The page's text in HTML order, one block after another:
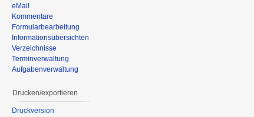
eMail
Kommentare
Formularbearbeitung
Informationsübersichten
Verzeichnisse
Terminverwaltung
Aufgabenverwaltung
Drucken/exportieren
Druckversion